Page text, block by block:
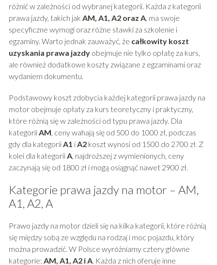
różnić w zależności od wybranej kategorii. Każda z kategorii
prawa jazdy, takich jak AM, A1, A2 oraz A, ma swoje
specyficzne wymogi oraz różne stawki za szkolenie i
egzaminy. Warto jednak zauważyć, że całkowity koszt
uzyskania prawa jazdyobejmuje nie tylko opłatę za kurs,
ale również dodatkowe koszty związane z egzaminami oraz
wydaniem dokumentu.
Podstawowy koszt zdobycia każdej kategorii prawa jazdy na
motor obejmuje opłaty za kurs teoretyczny i praktyczny,
które różnią się w zależności od typu prawa jazdy. Dla
kategoriiAM, ceny wahają się od 500 do 1000 zł, podczas
gdy dla kategoriiA1 iA2koszt wynosi od 1500 do 2700 zł. Z
kolei dla kategoriiA, najdroższej z wymienionych, ceny
zaczynają się od 1800 zł i mogą osiągnąć nawet 2900 zł.
Kategorie prawa jazdy na motor – AM,
A1, A2, A
Prawo jazdy na motor dzieli się na kilka kategorii, które różnią
się między sobą ze względu na rodzaj i moc pojazdu, który
można prowadzić. W Polsce wyróżniamy cztery główne
kategorie: AM, A1, A2 i A. Każda z nich oferuje inne